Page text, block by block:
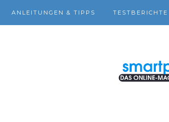
ANLEITUNGEN & TIPPS TESTBERICHTE